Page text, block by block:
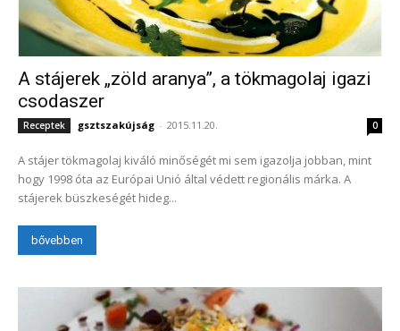
A stájerek „zöld aranya”, a tökmagolaj igazi
csodaszer
Receptek gsztszakújság - 2015.11.20. 0
A stájer tökmagolaj kiváló minőségét mi sem igazolja jobban, mint
hogy 1998 óta az Európai Unió által védett regionális márka. A
stájerek büszkeségét hideg...
bővebben